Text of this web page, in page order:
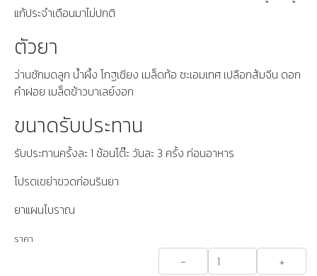
แก้ประจำเดือนมาไม่ปกติ
ตัวยา
ว่านชักมดลูก น้ำผึ้ง โกฐเชียง เมล็ดท้อ ชะเอมเทศ เปลือกส้มจีน ดอก
คำฝอย เมล็ดข้าวบาเลย์งอก
ขนาดรับประทาน
รับประทานครั้งละ 1 ช้อนโต๊ะ วันละ 3 ครั้ง ก่อนอาหาร
โปรดเขย่าขวดก่อนรินยา
ยาแผนโบราณ
ราคา
- +